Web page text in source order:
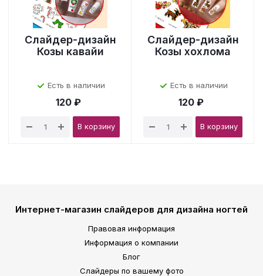
Слайдер-дизайн
Козы кавайи
Есть в наличии
120 ₽
В корзину
Слайдер-дизайн
Козы хохлома
Есть в наличии
120 ₽
В корзину
Интернет-магазин слайдеров для дизайна ногтей
Правовая информация
Информация о компании
Блог
Слайдеры по вашему фото